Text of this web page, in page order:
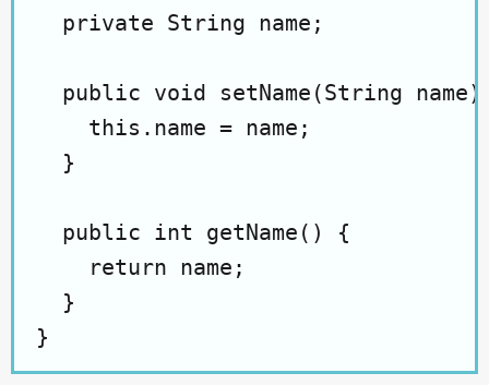
  private String name;
public void setName(String name)
    this.name = name;
  }
  public int getName() {
    return name;
  }